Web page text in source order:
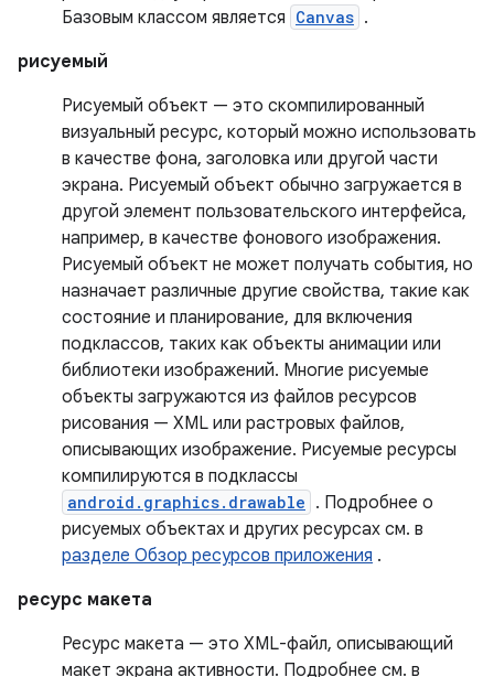
Базовым классом является Canvas .
рисуемый
Рисуемый объект — это скомпилированный
визуальный ресурс, который можно использовать
в качестве фона, заголовка или другой части
экрана. Рисуемый объект обычно загружается в
другой элемент пользовательского интерфейса,
например, в качестве фонового изображения.
Рисуемый объект не может получать события, но
назначает различные другие свойства, такие как
состояние и планирование, для включения
подклассов, таких как объекты анимации или
библиотеки изображений. Многие рисуемые
объекты загружаются из файлов ресурсов
рисования — XML или растровых файлов,
описывающих изображение. Рисуемые ресурсы
компилируются в подклассы
android.graphics.drawable . Подробнее о
рисуемых объектах и ​​других ресурсах см. в
разделе Обзор ресурсов приложения .
ресурс макета
Ресурс макета — это XML-файл, описывающий
макет экрана активности. Подробнее см. в